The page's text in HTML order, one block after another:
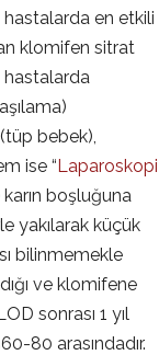
hastalarda en etkili
klomifen sitrat
hastalarda
(tüp bebek),
ise “Laparoskopi
boşluğuna
yakılarak küçük
bilinmemekle
ve klomifene
sonrası 1 yıl
80 arasındadır.